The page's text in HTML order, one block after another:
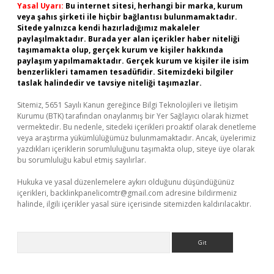
Yasal Uyarı: Bu internet sitesi, herhangi bir marka, kurum
veya şahıs şirketi ile hiçbir bağlantısı bulunmamaktadır.
Sitede yalnızca kendi hazırladığımız makaleler
paylaşılmaktadır. Burada yer alan içerikler haber niteliği
taşımamakta olup, gerçek kurum ve kişiler hakkında
paylaşım yapılmamaktadır. Gerçek kurum ve kişiler ile isim
benzerlikleri tamamen tesadüfidir. Sitemizdeki bilgiler
taslak halindedir ve tavsiye niteliği taşımazlar.
Sitemiz, 5651 Sayılı Kanun gereğince Bilgi Teknolojileri ve İletişim
Kurumu (BTK) tarafından onaylanmış bir Yer Sağlayıcı olarak hizmet
vermektedir. Bu nedenle, sitedeki içerikleri proaktif olarak denetleme
veya araştırma yükümlülüğümüz bulunmamaktadır. Ancak, üyelerimiz
yazdıkları içeriklerin sorumluluğunu taşımakta olup, siteye üye olarak
bu sorumluluğu kabul etmiş sayılırlar.
Hukuka ve yasal düzenlemelere aykırı olduğunu düşündüğünüz
içerikleri, backlinkpanelicomtr@gmail.com adresine bildirmeniz
halinde, ilgili içerikler yasal süre içerisinde sitemizden kaldırılacaktır.